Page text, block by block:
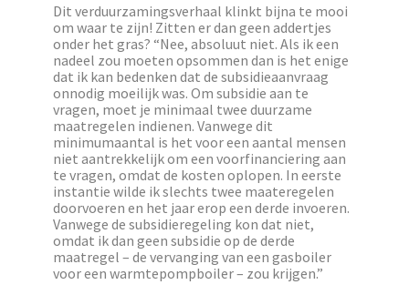
Dit verduurzamingsverhaal klinkt bijna te mooi
om waar te zijn! Zitten er dan geen addertjes
onder het gras? “Nee, absoluut niet. Als ik een
nadeel zou moeten opsommen dan is het enige
dat ik kan bedenken dat de subsidieaanvraag
onnodig moeilijk was. Om subsidie aan te
vragen, moet je minimaal twee duurzame
maatregelen indienen. Vanwege dit
minimumaantal is het voor een aantal mensen
niet aantrekkelijk om een voorfinanciering aan
te vragen, omdat de kosten oplopen. In eerste
instantie wilde ik slechts twee maateregelen
doorvoeren en het jaar erop een derde invoeren.
Vanwege de subsidieregeling kon dat niet,
omdat ik dan geen subsidie op de derde
maatregel – de vervanging van een gasboiler
voor een warmtepompboiler – zou krijgen.”